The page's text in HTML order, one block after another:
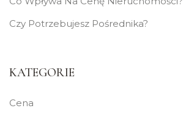
Czy Potrzebujesz Pośrednika?
KATEGORIE
Cena